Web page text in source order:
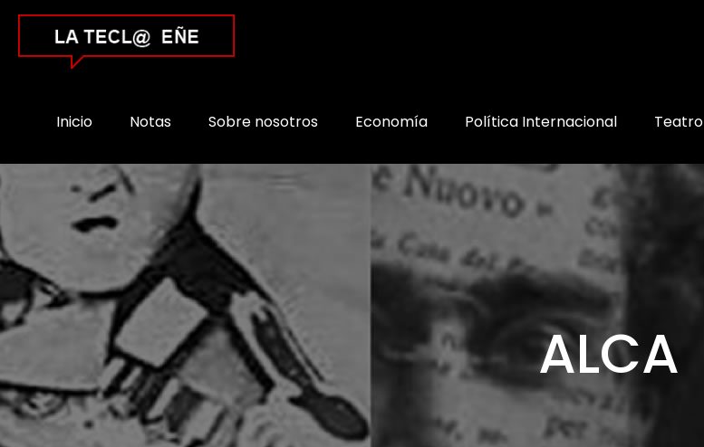
Inicio Notas Sobre nosotros Economía Política Internacional
ALCA